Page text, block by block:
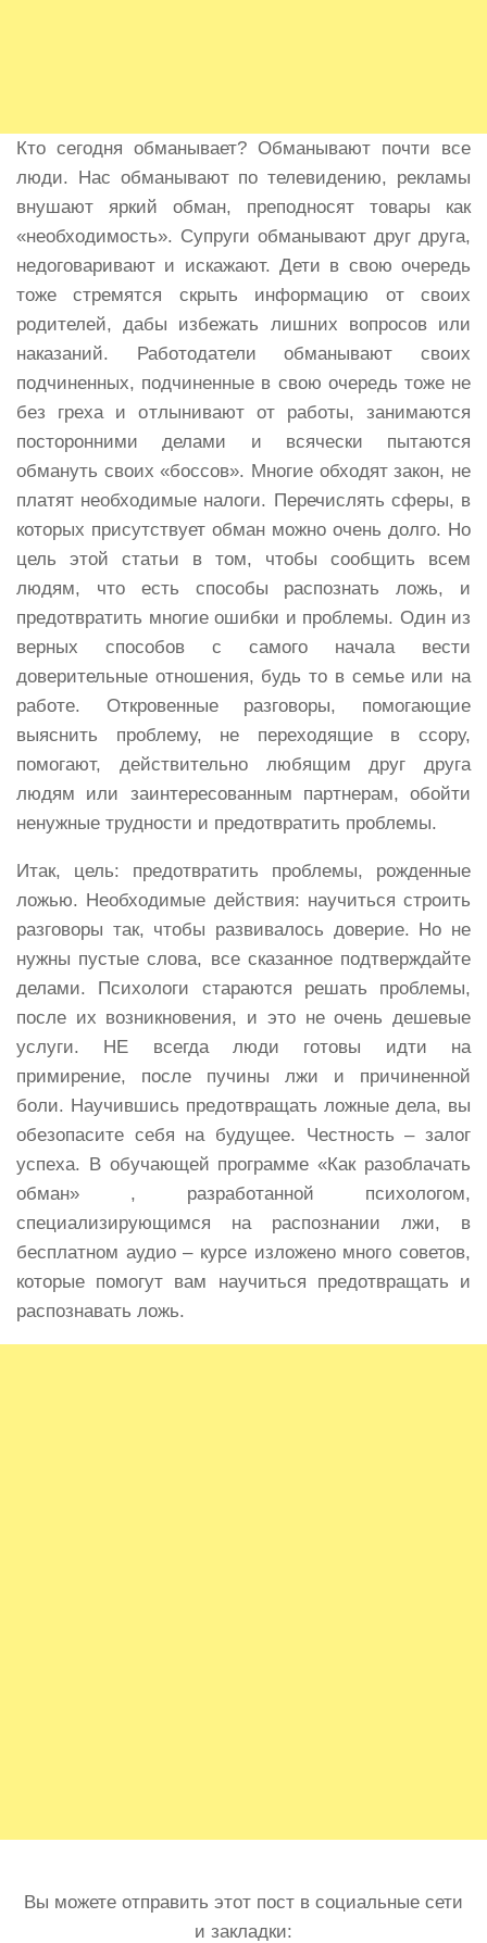
Кто сегодня обманывает? Обманывают почти все
люди. Нас обманывают по телевидению, рекламы
внушают яркий обман, преподносят товары как
«необходимость». Супруги обманывают друг друга,
недоговаривают и искажают. Дети в свою очередь
тоже стремятся скрыть информацию от своих
родителей, дабы избежать лишних вопросов или
наказаний. Работодатели обманывают своих
подчиненных, подчиненные в свою очередь тоже не
без греха и отлынивают от работы, занимаются
посторонними делами и всячески пытаются
обмануть своих «боссов». Многие обходят закон, не
платят необходимые налоги. Перечислять сферы, в
которых присутствует обман можно очень долго. Но
цель этой статьи в том, чтобы сообщить всем
людям, что есть способы распознать ложь, и
предотвратить многие ошибки и проблемы. Один из
верных способов с самого начала вести
доверительные отношения, будь то в семье или на
работе. Откровенные разговоры, помогающие
выяснить проблему, не переходящие в ссору,
помогают, действительно любящим друг друга
людям или заинтересованным партнерам, обойти
ненужные трудности и предотвратить проблемы.
Итак, цель: предотвратить проблемы, рожденные
ложью. Необходимые действия: научиться строить
разговоры так, чтобы развивалось доверие. Но не
нужны пустые слова, все сказанное подтверждайте
делами. Психологи стараются решать проблемы,
после их возникновения, и это не очень дешевые
услуги. НЕ всегда люди готовы идти на
примирение, после пучины лжи и причиненной
боли. Научившись предотвращать ложные дела, вы
обезопасите себя на будущее. Честность – залог
успеха. В обучающей программе «Как разоблачать
обман» , разработанной психологом,
специализирующимся на распознании лжи, в
бесплатном аудио – курсе изложено много советов,
которые помогут вам научиться предотвращать и
распознавать ложь.
Вы можете отправить этот пост в социальные сети
и закладки: